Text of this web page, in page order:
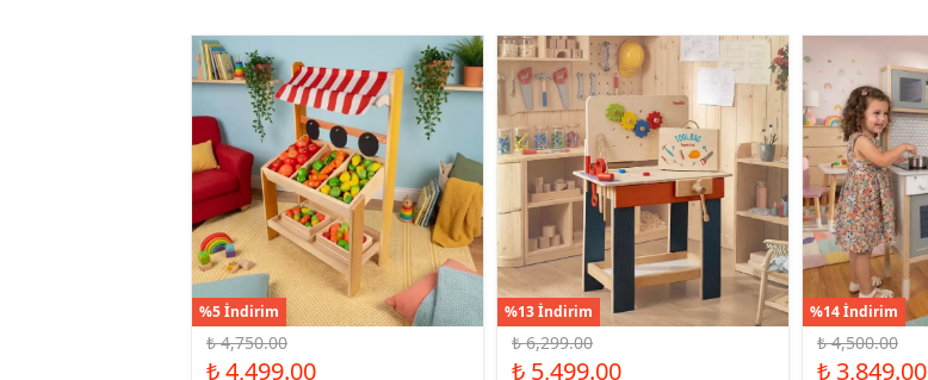
%5 İndirim
₺ 4,750.00
₺ 4,499.00
%13 İndirim
₺ 6,299.00
₺ 5,499.00
%14 İndirim
₺ 4,500.00
₺ 3,849.00